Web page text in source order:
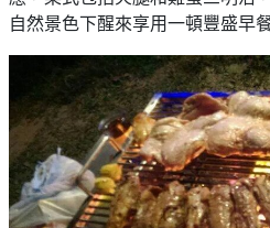
自然景色下醒來享用一頓豐盛早